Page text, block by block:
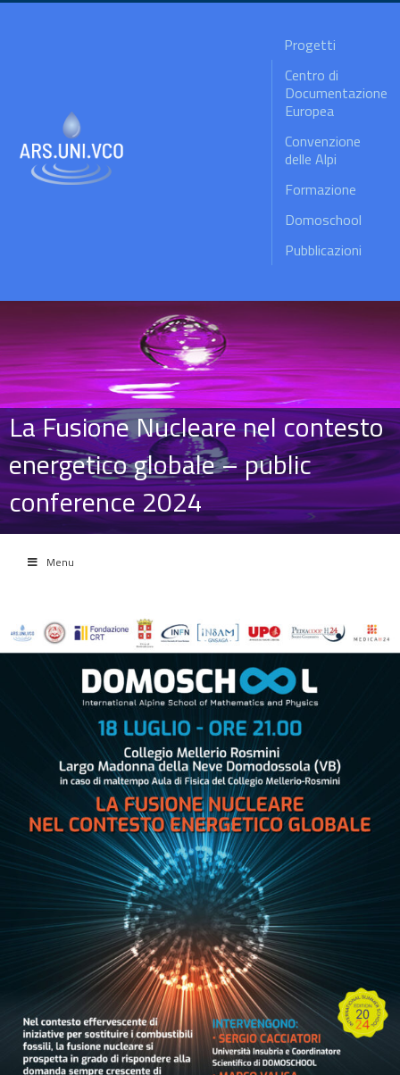
Progetti
Centro di
Documentazione
Europea
Convenzione
delle Alpi
Formazione
Domoschool
Pubblicazioni
La Fusione Nucleare nel contesto
energetico globale – public
conference 2024
Menu